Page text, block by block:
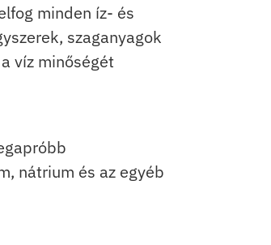
minden íz- és
szaganyagok
víz minőségét
nátrium és az egyéb